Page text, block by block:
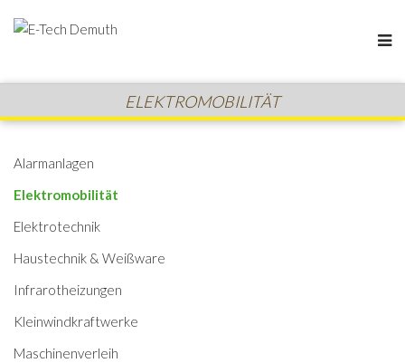
ELEKTROMOBILITÄT
Alarmanlagen
Elektromobilität
Elektrotechnik
Haustechnik & Weißware
Infrarotheizungen
Kleinwindkraftwerke
Maschinenverleih